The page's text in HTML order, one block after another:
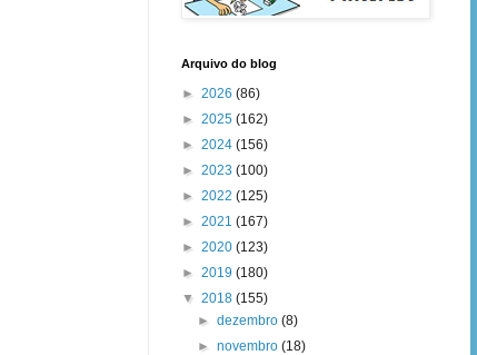
Arquivo do blog
► 2026 (86)
► 2025 (162)
► 2024 (156)
► 2023 (100)
► 2022 (125)
► 2021 (167)
► 2020 (123)
► 2019 (180)
▼ 2018 (155)
► dezembro (8)
► novembro (18)